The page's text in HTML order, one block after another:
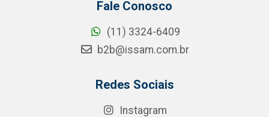
Fale Conosco
(11) 3324-6409
b2b@issam.com.br
Redes Sociais
Instagram